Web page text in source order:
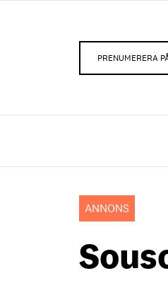
PRENUMERERA
ANNONS